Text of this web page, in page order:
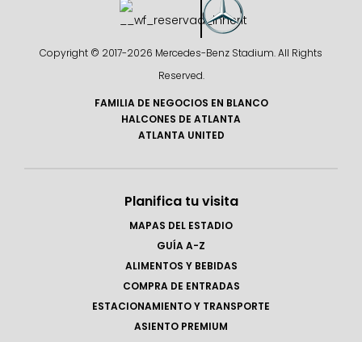
Copyright © 2017-2026 Mercedes-Benz Stadium. All Rights
Reserved.
FAMILIA DE NEGOCIOS EN BLANCO
HALCONES DE ATLANTA
ATLANTA UNITED
Planifica tu visita
MAPAS DEL ESTADIO
GUÍA A-Z
ALIMENTOS Y BEBIDAS
COMPRA DE ENTRADAS
ESTACIONAMIENTO Y TRANSPORTE
ASIENTO PREMIUM